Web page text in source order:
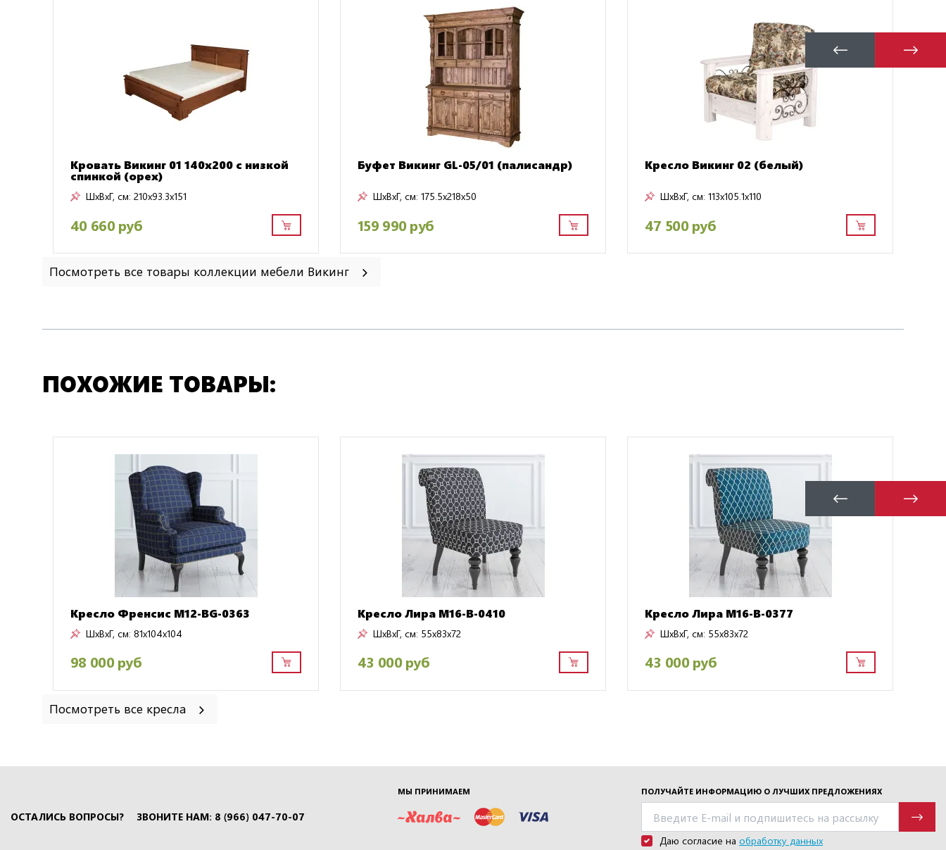
Кровать Викинг 01 140х200 с низкой
спинкой (орех)
ШxВxГ, см: 210x93.3x151
40 660 руб
Буфет Викинг GL-05/01 (палисандр)
ШxВxГ, см: 175.5x218x50
159 990 руб
Кресло Викинг 02 (белый)
ШxВxГ, см: 113x105.1x110
47 500 руб
Посмотреть все товары коллекции мебели Викинг
ПОХОЖИЕ ТОВАРЫ:
Кресло Френсис M12-BG-0363
ШxВxГ, см: 81x104x104
98 000 руб
Кресло Лира M16-B-0410
ШxВxГ, см: 55x83x72
43 000 руб
Кресло Лира M16-B-0377
ШxВxГ, см: 55x83x72
43 000 руб
Посмотреть все кресла
ОСТАЛИСЬ ВОПРОСЫ? ЗВОНИТЕ НАМ: 8 (966) 047-70-07
ПОЛУЧАЙТЕ ИНФОРМАЦИЮ О ЛУЧШИХ ПРЕДЛОЖЕНИЯХ
Даю согласие наобработку данных
МЫ ПРИНИМАЕМ